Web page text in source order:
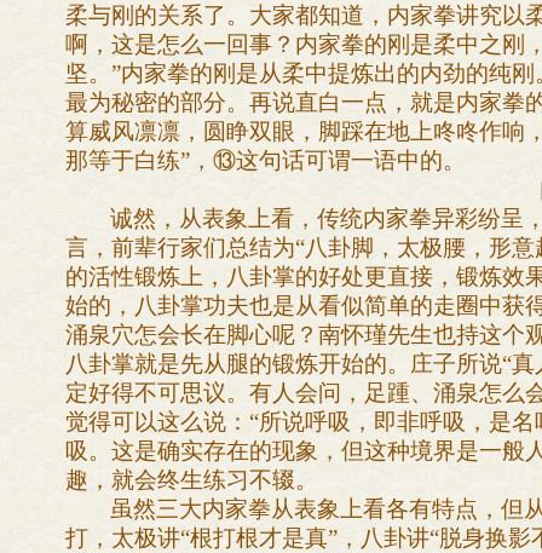
柔与刚的关系了。大家都知道，内家拳讲究以
啊，这是怎么一回事？内家拳的刚是柔中之刚
坚。”内家拳的刚是从柔中提炼出的内劲的纯
最为秘密的部分。再说直白一点，就是内家拳
算威风凛凛，圆睁双眼，脚踩在地上咚咚作响
那等于白练”， ⑬这句话可谓一语中的。
诚然，从表象上看，传统内家拳异彩纷呈
言，前辈行家们总结为“八卦脚，太极腰，形
的活性锻炼上，八卦掌的好处更直接，锻炼效
始的，八卦掌功夫也是从看似简单的走圈中获
涌泉穴怎会长在脚心呢？南怀瑾先生也持这个
八卦掌就是先从腿的锻炼开始的。庄子所说“
定好得不可思议。有人会问，足踵、涌泉怎么
觉得可以这么说：“所说呼吸，即非呼吸，是
吸。这是确实存在的现象，但这种境界是一般
趣，就会终生练习不辍。
虽然三大内家拳从表象上看各有特点，但
打，太极讲“根打根才是真”，八卦讲“脱身换